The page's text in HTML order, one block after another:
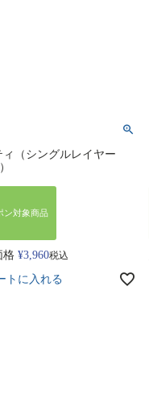
ィ（シングルレイヤー
ン対象商品
格 ¥3,960税込
トに入れる